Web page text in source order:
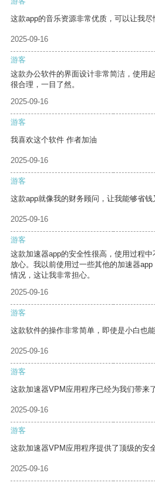
这款app的音乐资源非常优质，可以让我尽
2025-09-16
游客
这款办公软件的界面设计非常简洁，使用
很合理，一目了然。
2025-09-16
游客
我喜欢这个软件 作者加油
2025-09-16
游客
这款app就像我的财务顾问，让我能够省钱
2025-09-16
游客
这款加速器app的安全性很高，使用过程
放心。我以前使用过一些其他的加速器
情况，这让我非常担心。
2025-09-16
游客
这款软件的操作非常简单，即使是小白也能
2025-09-16
游客
这款加速器VPM应用程序已经为我们带来
2025-09-16
游客
这款加速器VPM应用程序提供了顶级的安
2025-09-16